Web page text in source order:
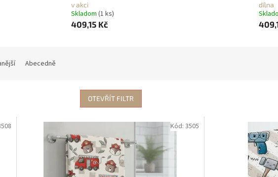
v akci
Skladom(1 ks)
409,15 Kč
dílna
Abecedně
OTEVŘÍT FILTR
Kód: 3505